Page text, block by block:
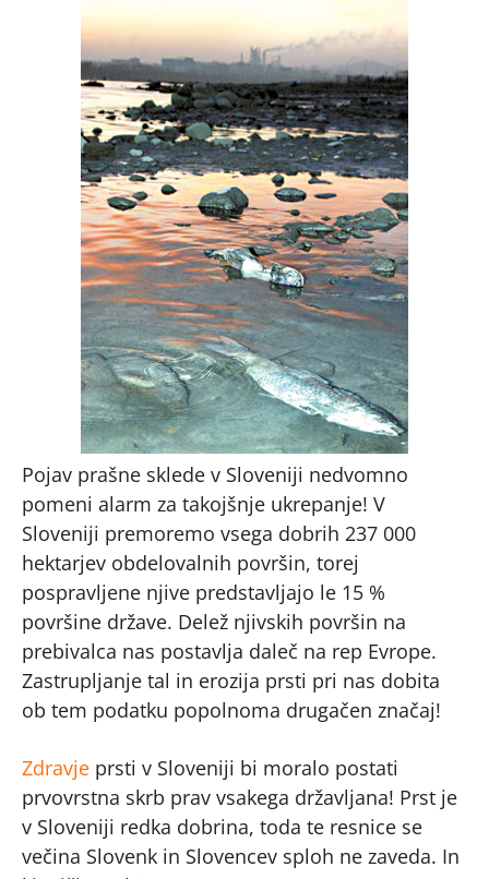
Pojav prašne sklede v Sloveniji nedvomno
pomeni alarm za takojšnje ukrepanje! V
Sloveniji premoremo vsega dobrih 237 000
hektarjev obdelovalnih površin, torej
pospravljene njive predstavljajo le 15 %
površine države. Delež njivskih površin na
prebivalca nas postavlja daleč na rep Evrope.
Zastrupljanje tal in erozija prsti pri nas dobita
ob tem podatku popolnoma drugačen značaj!
Zdravje prsti v Sloveniji bi moralo postati
prvovrstna skrb prav vsakega državljana! Prst je
v Sloveniji redka dobrina, toda te resnice se
večina Slovenk in Slovencev sploh ne zaveda. In